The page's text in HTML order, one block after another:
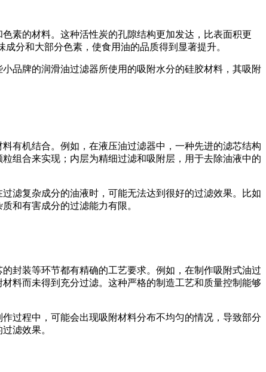
素的材料。这种活性炭的孔隙结构更加发达，比表面积更
分和大部分色素，使食用油的品质得到显著提升。
品牌的润滑油过滤器所使用的吸附水分的硅胶材料，其吸附
有机结合。例如，在液压油过滤器中，一种先进的滤芯结构
组合来实现；内层为精细过滤和吸附层，用于去除油液中的
滤复杂成分的油液时，可能无法达到很好的过滤效果。比如
和有害成分的过滤能力有限。
封装等环节都有精确的工艺要求。例如，在制作吸附式油过
料而未得到充分过滤。这种严格的制造工艺和质量控制能够
过程中，可能会出现吸附材料分布不均匀的情况，导致部分
滤效果。